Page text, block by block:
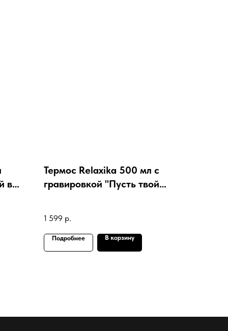
в
Термос Relaxika 500 мл с
гравировкой "Пусть твой
1 599 р.
Подробнее В корзину